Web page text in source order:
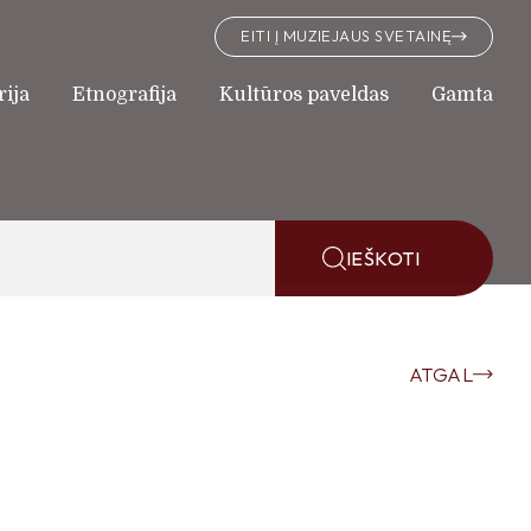
EITI Į MUZIEJAUS SVETAINĘ
Etnografija Kultūros paveldas Gamta
IEŠKOTI
ATGAL